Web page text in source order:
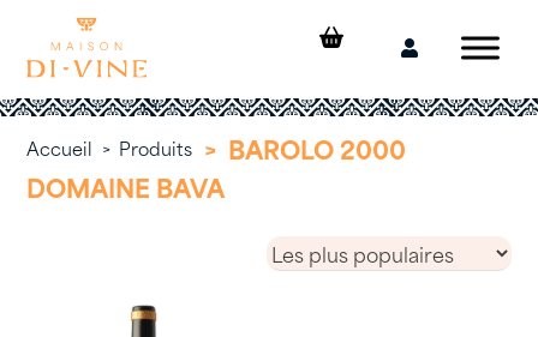
content
Mon
Accueil > Produits > BAROLO 2000
DOMAINE BAVA